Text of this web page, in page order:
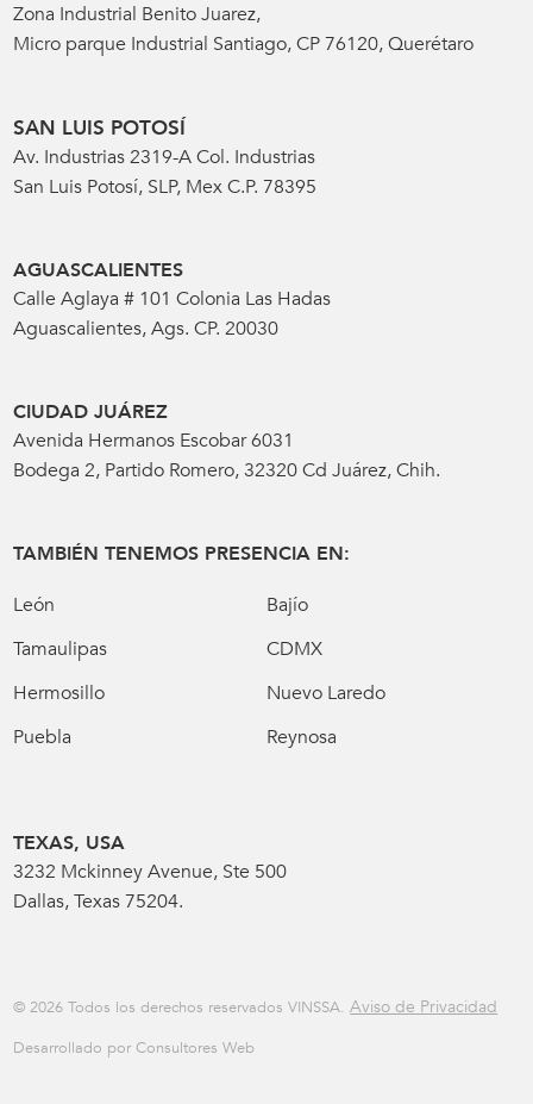
Zona Industrial Benito Juarez,
Micro parque Industrial Santiago, CP 76120, Querétaro
SAN LUIS POTOSÍ
Av. Industrias 2319-A Col. Industrias
San Luis Potosí, SLP, Mex C.P. 78395
AGUASCALIENTES
Calle Aglaya # 101 Colonia Las Hadas
Aguascalientes, Ags. CP. 20030
CIUDAD JUÁREZ
Avenida Hermanos Escobar 6031
Bodega 2, Partido Romero, 32320 Cd Juárez, Chih.
TAMBIÉN TENEMOS PRESENCIA EN:
León
Bajío
Tamaulipas
CDMX
Hermosillo
Nuevo Laredo
Puebla
Reynosa
TEXAS, USA
3232 Mckinney Avenue, Ste 500
Dallas, Texas 75204.
© 2026 Todos los derechos reservados VINSSA.Aviso de Privacidad
Desarrollado por Consultores Web